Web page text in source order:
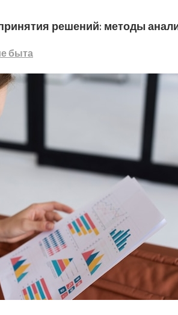
решений: методы
быта